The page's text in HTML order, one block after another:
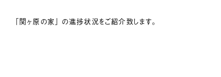
「関ヶ原の家」 の進捗状況をご紹介致します。